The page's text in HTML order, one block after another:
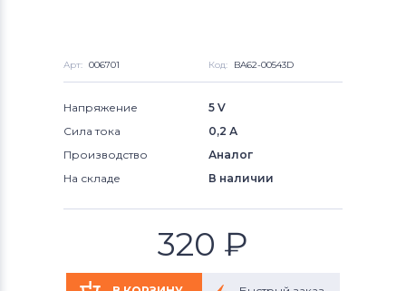
Арт: 006701 Код: BA62-00543D
Напряжение
5 V
Сила тока
0,2 А
Производство
Аналог
На складе
В наличии
320 ₽